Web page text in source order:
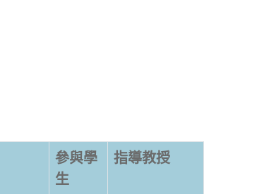
參與學
生
指導教授